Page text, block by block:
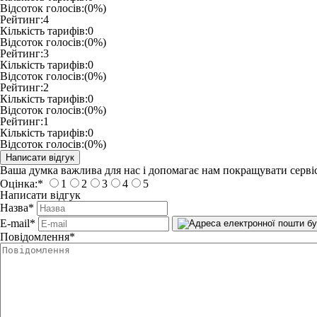
Відсоток голосів:(0%)
Рейтинг:4
Кількість тарифів:0
Відсоток голосів:(0%)
Рейтинг:3
Кількість тарифів:0
Відсоток голосів:(0%)
Рейтинг:2
Кількість тарифів:0
Відсоток голосів:(0%)
Рейтинг:1
Кількість тарифів:0
Відсоток голосів:(0%)
Ваша думка важлива для нас і допомагає нам покращувати
Оцінка:* 1 2 3 4
5
Написати відгук
Назва*
E-mail*
Повідомлення*